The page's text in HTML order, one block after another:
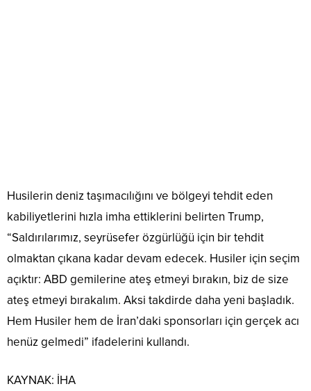
Husilerin deniz taşımacılığını ve bölgeyi tehdit eden
kabiliyetlerini hızla imha ettiklerini belirten Trump,
“Saldırılarımız, seyrüsefer özgürlüğü için bir tehdit
olmaktan çıkana kadar devam edecek. Husiler için seçim
açıktır: ABD gemilerine ateş etmeyi bırakın, biz de size
ateş etmeyi bırakalım. Aksi takdirde daha yeni başladık.
Hem Husiler hem de İran’daki sponsorları için gerçek acı
henüz gelmedi” ifadelerini kullandı.
KAYNAK: İHA